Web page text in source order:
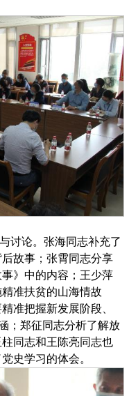
讨论。张海同志补充了
故事；张霄同志分享
》中的内容；王少萍
准扶贫的山海情故
准把握新发展阶段、
；郑征同志分析了解放
同志和王陈亮同志也
史学习的体会。